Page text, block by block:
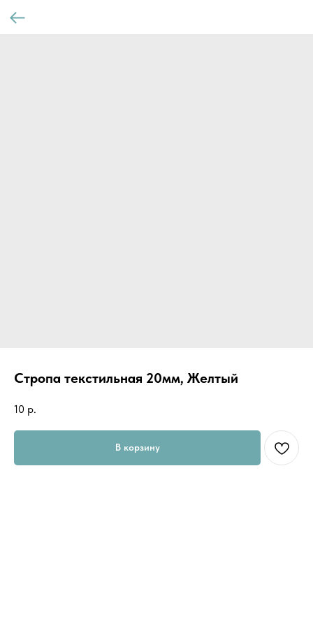
Стропа текстильная 20мм, Желтый
10 р.
В корзину